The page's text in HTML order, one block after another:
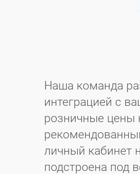
Наша команда
интеграцией с
розничные цены
личный кабинет
подстроена под